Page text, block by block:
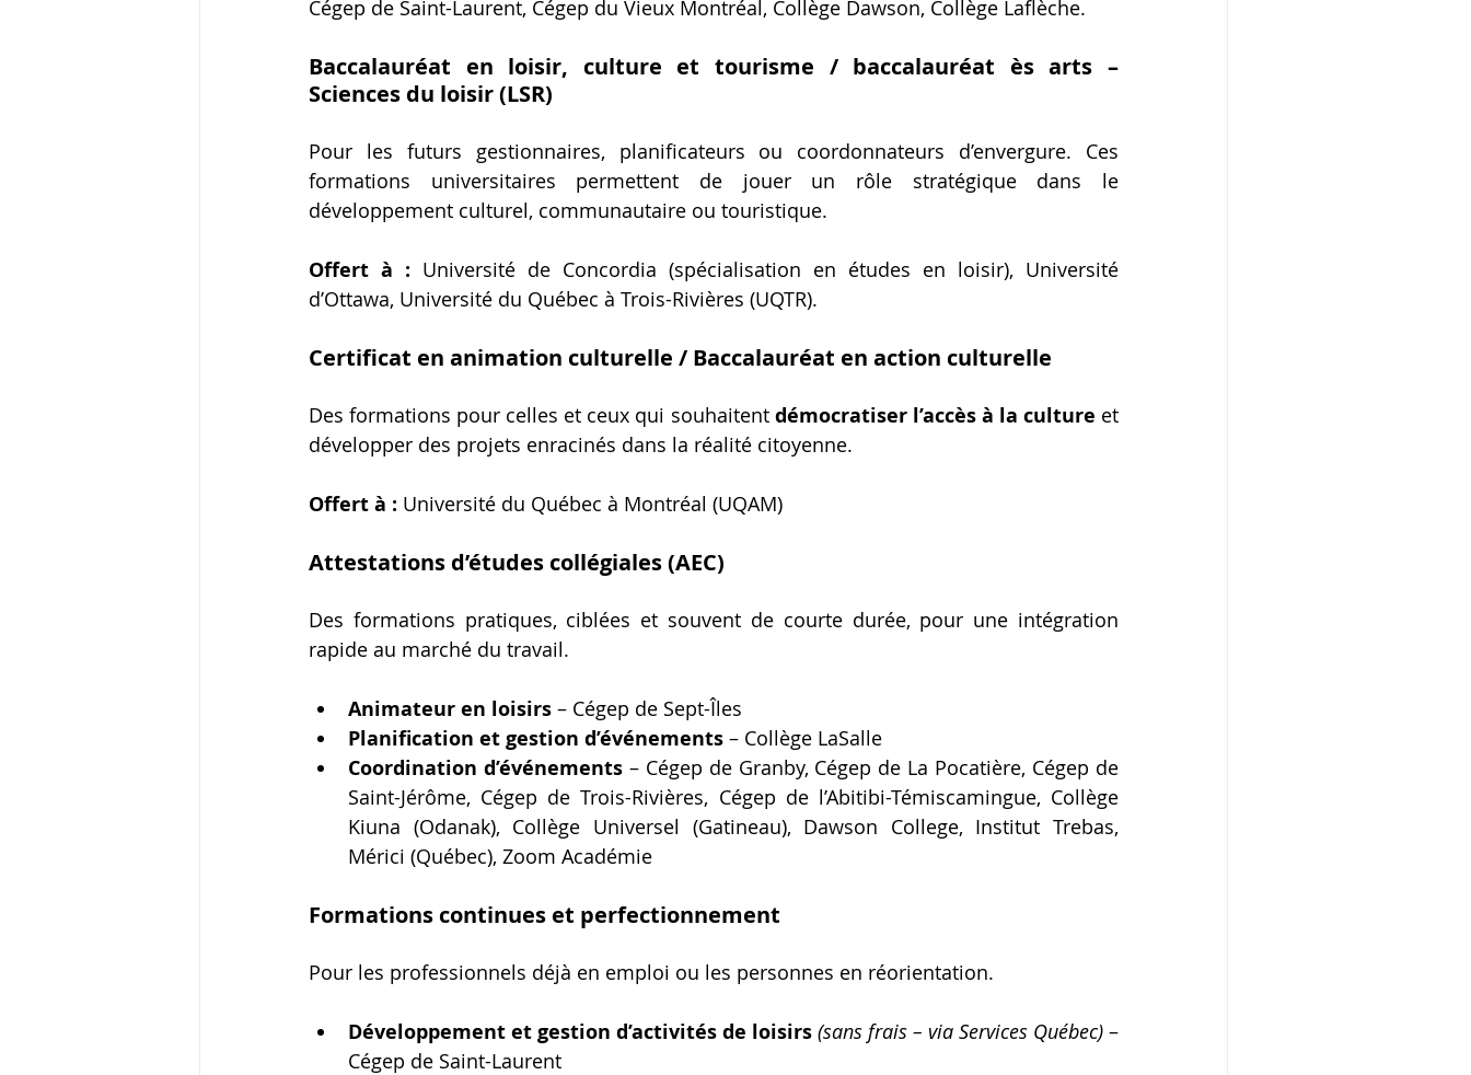
Cégep de Saint-Laurent, Cégep du Vieux Montréal, Collège Dawson, Collège Laflèche.
Baccalauréat en loisir, culture et tourisme / baccalauréat ès arts –
Sciences du loisir (LSR)
Pour les futurs gestionnaires, planificateurs ou coordonnateurs d’envergure. Ces
formations universitaires permettent de jouer un rôle stratégique dans le
développement culturel, communautaire ou touristique.
Offert à : Université de Concordia (spécialisation en études en loisir), Université
d’Ottawa, Université du Québec à Trois-Rivières (UQTR).
Certificat en animation culturelle / Baccalauréat en action culturelle
Des formations pour celles et ceux qui souhaitent démocratiser l’accès à la culture et
développer des projets enracinés dans la réalité citoyenne.
Offert à : Université du Québec à Montréal (UQAM)
Attestations d’études collégiales (AEC)
Des formations pratiques, ciblées et souvent de courte durée, pour une intégration
rapide au marché du travail.
Animateur en loisirs – Cégep de Sept-Îles
Planification et gestion d’événements – Collège LaSalle
Coordination d’événements – Cégep de Granby, Cégep de La Pocatière, Cégep de
Saint-Jérôme, Cégep de Trois-Rivières, Cégep de l’Abitibi-Témiscamingue, Collège
Kiuna (Odanak), Collège Universel (Gatineau), Dawson College, Institut Trebas,
Mérici (Québec), Zoom Académie
Formations continues et perfectionnement
Pour les professionnels déjà en emploi ou les personnes en réorientation.
Développement et gestion d’activités de loisirs (sans frais – via Services Québec) –
Cégep de Saint-Laurent